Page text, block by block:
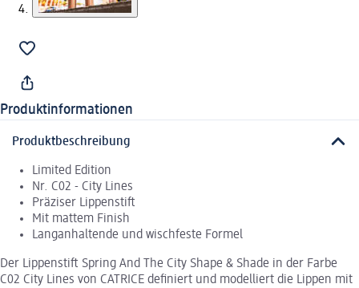
Produktinformationen
Produktbeschreibung
Limited Edition
Nr. C02 - City Lines
Präziser Lippenstift
Mit mattem Finish
Langanhaltende und wischfeste Formel
Der Lippenstift Spring And The City Shape & Shade in der Farbe
C02 City Lines von CATRICE definiert und modelliert die Lippen mit